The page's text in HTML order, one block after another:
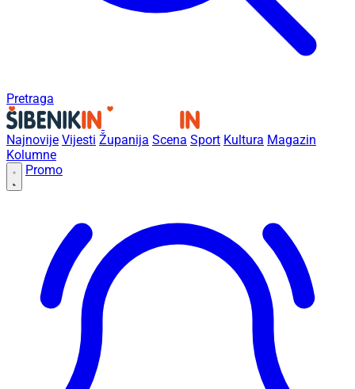
Pretraga
Najnovije Vijesti Županija Scena Sport Kultura Magazin
Kolumne
Promo